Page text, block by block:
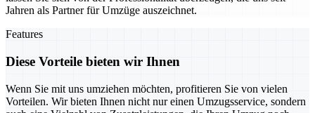
Jahren als Partner für Umzüge auszeichnet.
Features
Diese Vorteile bieten wir Ihnen
Wenn Sie mit uns umziehen möchten, profitieren Sie von vielen
Vorteilen. Wir bieten Ihnen nicht nur einen Umzugsservice, sondern